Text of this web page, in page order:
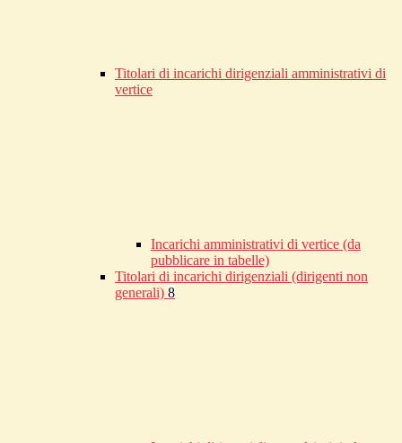
Titolari di incarichi dirigenziali amministrativi di
vertice
Incarichi amministrativi di vertice (da
pubblicare in tabelle)
Titolari di incarichi dirigenziali (dirigenti non
generali) 8